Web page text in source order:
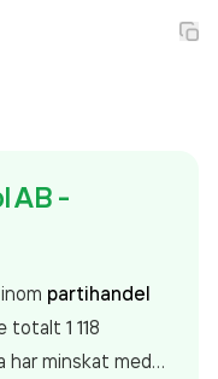
AB -
partihandel
totalt 1 118
har minskat med